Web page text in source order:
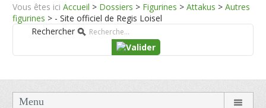
Vous êtes ici Accueil > Dossiers > Figurines > Attakus > Autres
figurines > - Site officiel de Regis Loisel
Rechercher
Menu